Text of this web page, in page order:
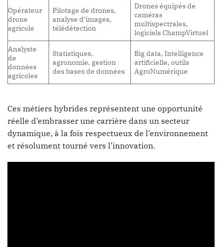
Opérateur
drone
agricole
Pilotage de drones,
analyse d’images,
télédétection
Drones équipés de
caméras
multispectrales,
logiciels ChampVirtuel
Analyste
de
données
agricoles
Statistiques,
agronomie, gestion
des bases de données
Big data, Intelligence
artificielle, outils
AgroNumérique
Ces métiers hybrides représentent une opportunité
réelle d’embrasser une carrière dans un secteur
dynamique, à la fois respectueux de l’environnement
et résolument tourné vers l’innovation.